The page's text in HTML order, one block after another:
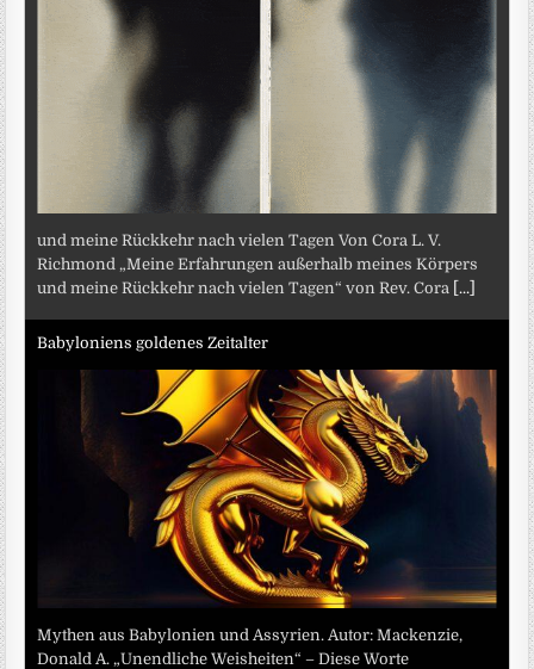
und meine Rückkehr nach vielen Tagen Von Cora L. V.
Richmond „Meine Erfahrungen außerhalb meines Körpers
und meine Rückkehr nach vielen Tagen“ von Rev. Cora
[...]
Babyloniens goldenes Zeitalter
Mythen aus Babylonien und Assyrien. Autor: Mackenzie,
Donald A. „Unendliche Weisheiten“ – Diese Worte